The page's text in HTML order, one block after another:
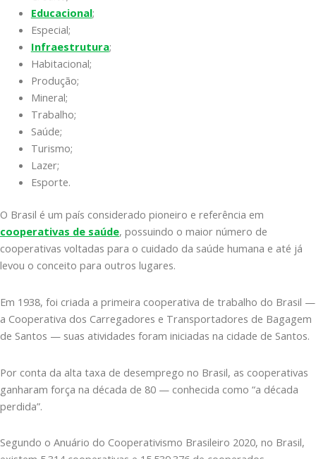
Educacional;
Especial;
Infraestrutura;
Habitacional;
Produção;
Mineral;
Trabalho;
Saúde;
Turismo;
Lazer;
Esporte.
O Brasil é um país considerado pioneiro e referência em
cooperativas de saúde, possuindo o maior número de
cooperativas voltadas para o cuidado da saúde humana e até já
levou o conceito para outros lugares.
Em 1938, foi criada a primeira cooperativa de trabalho do Brasil —
a Cooperativa dos Carregadores e Transportadores de Bagagem
de Santos — suas atividades foram iniciadas na cidade de Santos.
Por conta da alta taxa de desemprego no Brasil, as cooperativas
ganharam força na década de 80 — conhecida como “a década
perdida”.
Segundo o Anuário do Cooperativismo Brasileiro 2020, no Brasil,